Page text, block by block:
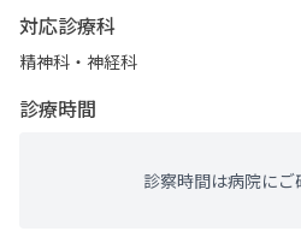
対応診療科
精神科・神経科
診療時間
診察時間は病院にご